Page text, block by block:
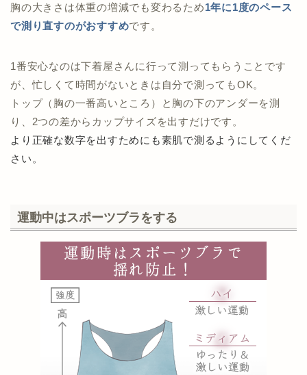
胸の大きさは体重の増減でも変わるため1年に1度のペース
で測り直すのがおすすめです。
1番安心なのは下着屋さんに行って測ってもらうことです
が、忙しくて時間がないときは自分で測ってもOK。
トップ（胸の一番高いところ）と胸の下のアンダーを測
り、2つの差からカップサイズを出すだけです。
より正確な数字を出すためにも素肌で測るようにしてくだ
さい。
運動中はスポーツブラをする